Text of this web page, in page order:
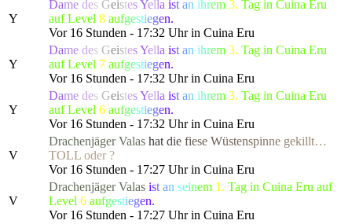
Y
Dame des GeistesYella ist an ihrem 3. Tag in Cuina Eru
auf Level 8 aufgestiegen.
Vor 16 Stunden - 17:32 Uhr in Cuina Eru
Y
Dame des GeistesYella ist an ihrem 3. Tag in Cuina Eru
auf Level 7 aufgestiegen.
Vor 16 Stunden - 17:32 Uhr in Cuina Eru
Y
Dame des GeistesYella ist an ihrem 3. Tag in Cuina Eru
auf Level 6 aufgestiegen.
Vor 16 Stunden - 17:32 Uhr in Cuina Eru
V
Drachenjäger Valas hat die fiese Wüstenspinne gekillt…
TOLL oder ?
Vor 16 Stunden - 17:27 Uhr in Cuina Eru
V
Drachenjäger Valas ist an seinem 1. Tag in Cuina Eru auf
Level 6 aufgestiegen.
Vor 16 Stunden - 17:27 Uhr in Cuina Eru